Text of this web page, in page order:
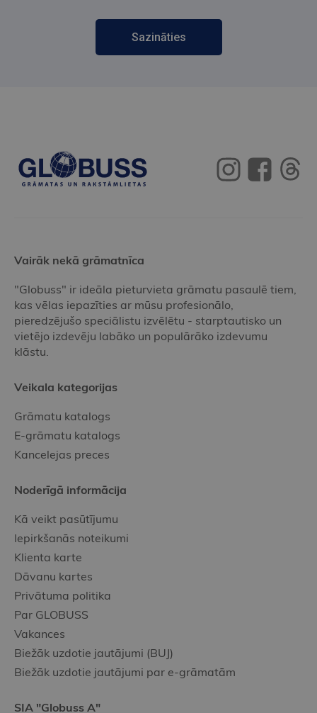
Sazināties
Vairāk nekā grāmatnīca
"Globuss" ir ideāla pieturvieta grāmatu pasaulē tiem,
kas vēlas iepazīties ar mūsu profesionālo,
pieredzējušo speciālistu izvēlētu - starptautisko un
vietējo izdevēju labāko un populārāko izdevumu
klāstu.
Veikala kategorijas
Grāmatu katalogs
E-grāmatu katalogs
Kancelejas preces
Noderīgā informācija
Kā veikt pasūtījumu
Iepirkšanās noteikumi
Klienta karte
Dāvanu kartes
Privātuma politika
Par GLOBUSS
Vakances
Biežāk uzdotie jautājumi (BUJ)
Biežāk uzdotie jautājumi par e-grāmatām
SIA "Globuss A"